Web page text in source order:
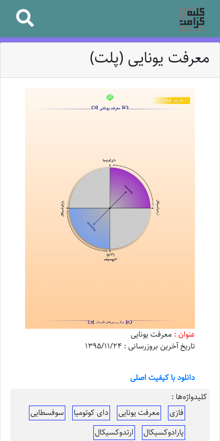
معرفت یونایی (پلت)
عنوان : معرفت یونایی
تاریخ آخرین بروزرسانی : 1395/11/24
دانلود با کیفیت اصلی
کلیدواژه‌ها :
فازی
معرفت یونایی دای کوتومیا
سوفسطایی
پارادوکسیکال
ارتدوکسیکال